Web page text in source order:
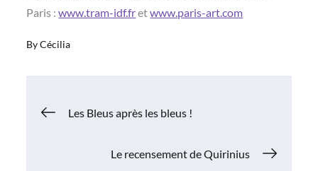
Paris :www.tram-idf.fretwww.paris-art.com
ByCécilia
Navigation
Les Bleus après les bleus !
Le recensement de Quirinius